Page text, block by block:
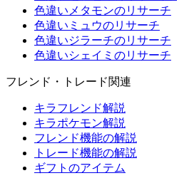
色違いメタモンのリサーチ
色違いミュウのリサーチ
色違いジラーチのリサーチ
色違いシェイミのリサーチ
フレンド・トレード関連
キラフレンド解説
キラポケモン解説
フレンド機能の解説
トレード機能の解説
ギフトのアイテム